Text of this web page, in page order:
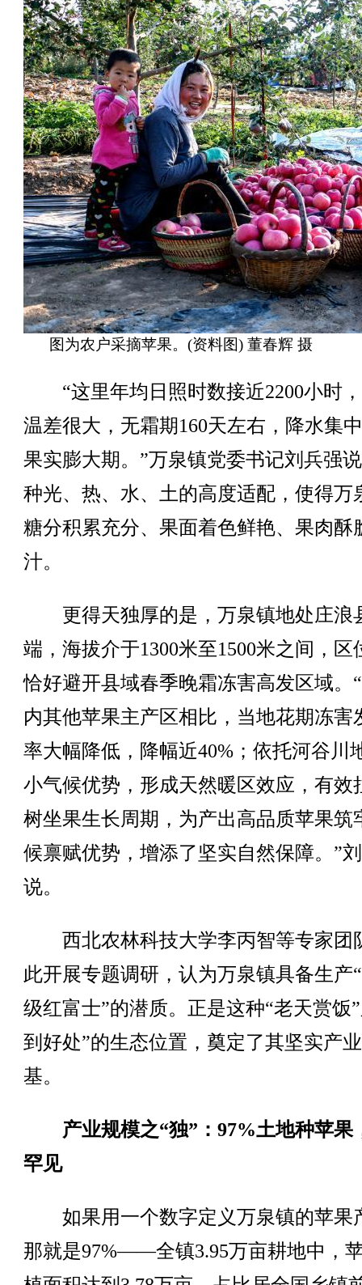
图为农户采摘苹果。(资料图) 董春辉 摄
“这里年均日照时数接近2200小时
温差很大，无霜期160天左右，降水集
果实膨大期。”万泉镇党委书记刘兵强
种光、热、水、土的高度适配，使得万
糖分积累充分、果面着色鲜艳、果肉酥
汁。
更得天独厚的是，万泉镇地处庄浪
端，海拔介于1300米至1500米之间，区
恰好避开县域春季晚霜冻害高发区域。
内其他苹果主产区相比，当地花期冻害
率大幅降低，降幅近40%；依托河谷川
小气候优势，形成天然暖区效应，有效
树坐果生长周期，为产出高品质苹果筑
候禀赋优势，增添了坚实自然保障。”
说。
西北农林科技大学李丙智等专家团
此开展专题调研，认为万泉镇具备生产
级红富士”的潜质。正是这种“老天赏饭
到好处”的生态位置，奠定了其坚实产
基。
产业规模之“独”：97%土地种苹果
罕见
如果用一个数字定义万泉镇的苹果
那就是97%——全镇3.95万亩耕地中，